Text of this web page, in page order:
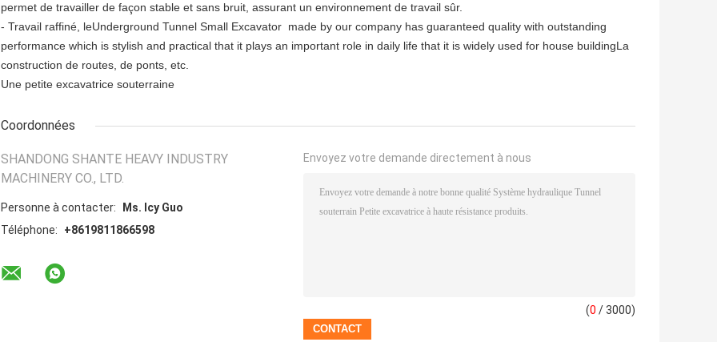
permet de travailler de façon stable et sans bruit, assurant un environnement de travail sûr.
- Travail raffiné, leUnderground Tunnel Small Excavator made by our company has guaranteed quality with outstanding
performance which is stylish and practical that it plays an important role in daily life that it is widely used for house buildingLa
construction de routes, de ponts, etc.
Une petite excavatrice souterraine
Coordonnées
SHANDONG SHANTE HEAVY INDUSTRY
MACHINERY CO., LTD.
Personne à contacter:
Ms. Icy Guo
Téléphone:
+8619811866598
Envoyez votre demande directement à nous
(0 / 3000)